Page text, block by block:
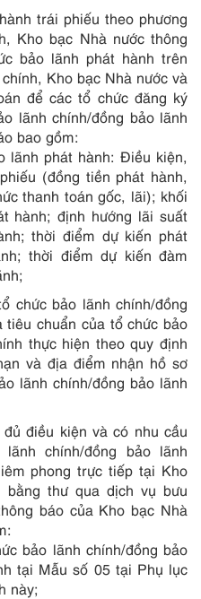
trái phiếu theo phương
Kho bạc Nhà nước thông
bảo lãnh phát hành trên
Kho bạc Nhà nước và
để các tổ chức đăng ký
lãnh chính/đồng bảo lãnh
bao gồm:
lãnh phát hành: Điều kiện,
(đồng tiền phát hành,
thanh toán gốc, lãi); khối
hành; định hướng lãi suất
thời điểm dự kiến phát
thời điểm dự kiến đàm
chức bảo lãnh chính/đồng
chuẩn của tổ chức bảo
thực hiện theo quy định
và địa điểm nhận hồ sơ
lãnh chính/đồng bảo lãnh
điều kiện và có nhu cầu
chính/đồng bảo lãnh
phong trực tiếp tại Kho
bằng thư qua dịch vụ bưu
báo của Kho bạc Nhà
bảo lãnh chính/đồng bảo
tại Mẫu số 05 tại Phụ lục
này;